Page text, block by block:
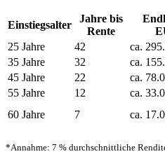
Einstiegsalter
Jahre bis
Rente
25 Jahre
42 ca.
35 Jahre
32 ca.
45 Jahre
22 ca.
55 Jahre
12 ca.
60 Jahre
7 ca.
*Annahme: 7 % durchschnittliche